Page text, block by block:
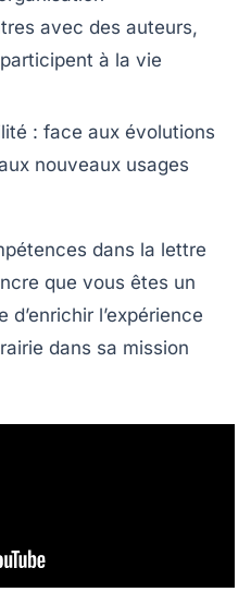
avec des auteurs,
à la vie
: face aux évolutions
nouveaux usages
dans la lettre
que vous êtes un
l’expérience
dans sa mission